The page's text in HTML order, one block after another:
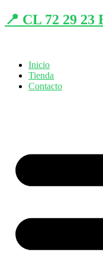
📍 CL 72 29 23
Inicio
Tienda
Contacto